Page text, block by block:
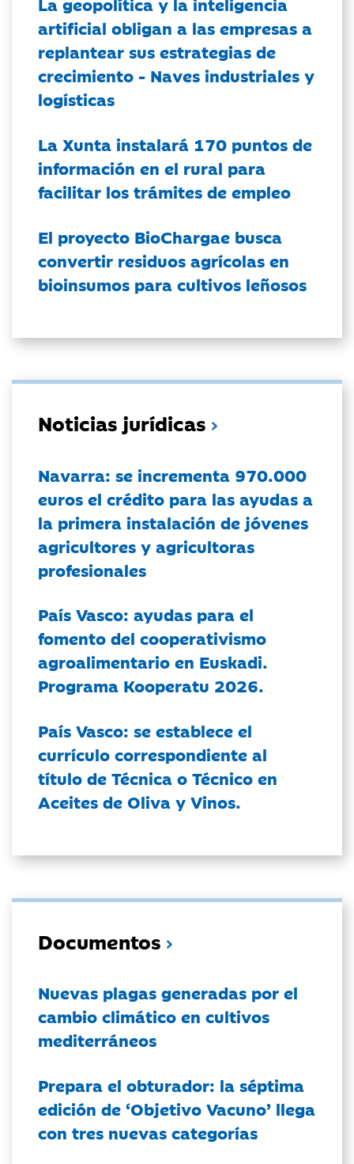
artificial obligan a las empresas a
replantear sus estrategias de
crecimiento - Naves industriales y
logísticas
La Xunta instalará 170 puntos de
información en el rural para
facilitar los trámites de empleo
El proyecto BioChargae busca
convertir residuos agrícolas en
bioinsumos para cultivos leñosos
Noticias jurídicas
Navarra: se incrementa 970.000
euros el crédito para las ayudas a
la primera instalación de jóvenes
agricultores y agricultoras
profesionales
País Vasco: ayudas para el
fomento del cooperativismo
agroalimentario en Euskadi.
Programa Kooperatu 2026.
País Vasco: se establece el
currículo correspondiente al
título de Técnica o Técnico en
Aceites de Oliva y Vinos.
Documentos
Nuevas plagas generadas por el
cambio climático en cultivos
mediterráneos
Prepara el obturador: la séptima
edición de ‘Objetivo Vacuno’ llega
con tres nuevas categorías